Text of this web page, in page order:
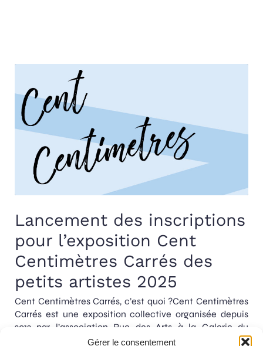
Gérer le consentement
Lancement des inscriptions
pour l’exposition Cent
Centimètres Carrés des
petits artistes 2025
Cent Centimètres Carrés, c’est quoi ?Cent Centimètres
Carrés est une exposition collective organisée depuis
2012 par l’association Rue des Arts à la Galerie du